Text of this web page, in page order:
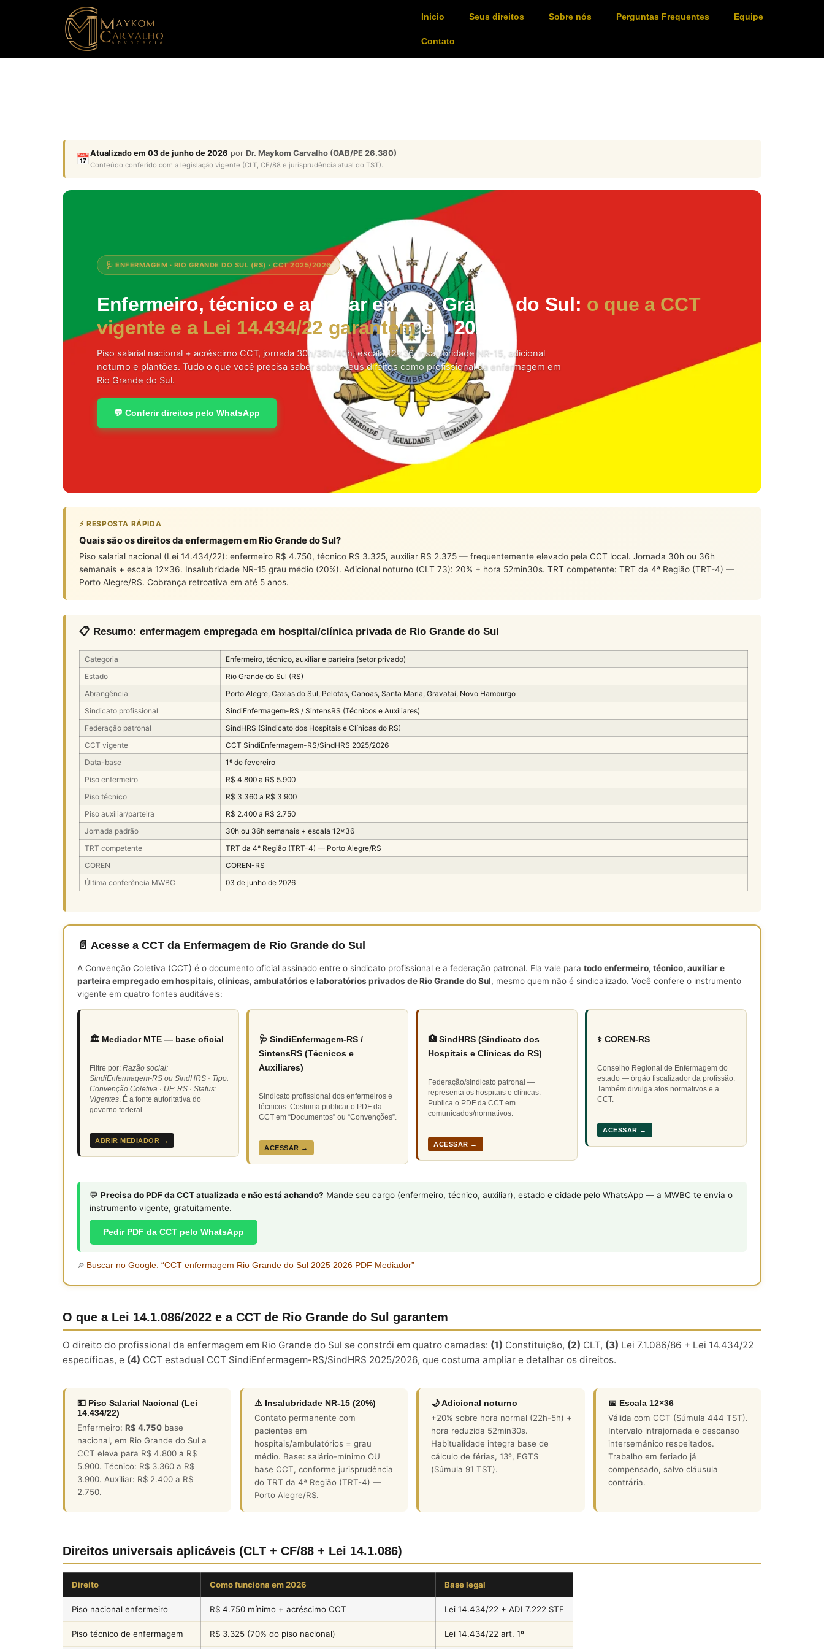
Inicio Seus direitos Sobre nós Perguntas Frequentes Equipe
Contato
📅Atualizado em 03 de junho de 2026 por Dr. Maykom Carvalho (OAB/PE 26.380)
Conteúdo conferido com a legislação vigente (CLT, CF/88 e jurisprudência atual do TST).
🩺 ENFERMAGEM · RIO GRANDE DO SUL (RS) · CCT 2025/2026
Enfermeiro, técnico e auxiliar em Rio Grande do Sul: o que a CCT
vigente e a Lei 14.434/22 garantemem 2026.
Piso salarial nacional + acréscimo CCT, jornada 30h/36h/40h, escala 12×36, insalubridade NR-15, adicional
noturno e plantões. Tudo o que você precisa saber sobre seus direitos como profissional da enfermagem em
Rio Grande do Sul.
💬 Conferir direitos pelo WhatsApp
⚡ RESPOSTA RÁPIDA
Quais são os direitos da enfermagem em Rio Grande do Sul?
Piso salarial nacional (Lei 14.434/22): enfermeiro R$ 4.750, técnico R$ 3.325, auxiliar R$ 2.375 — frequentemente elevado pela CCT local. Jornada 30h ou 36h
semanais + escala 12×36. Insalubridade NR-15 grau médio (20%). Adicional noturno (CLT 73): 20% + hora 52min30s. TRT competente: TRT da 4ª Região (TRT-4) —
Porto Alegre/RS. Cobrança retroativa em até 5 anos.
📋 Resumo: enfermagem empregada em hospital/clínica privada de Rio Grande do Sul
Categoria
Enfermeiro, técnico, auxiliar e parteira (setor privado)
Estado
Rio Grande do Sul (RS)
Abrangência
Porto Alegre, Caxias do Sul, Pelotas, Canoas, Santa Maria, Gravataí, Novo Hamburgo
Sindicato profissional
SindiEnfermagem-RS / SintensRS (Técnicos e Auxiliares)
Federação patronal
SindHRS (Sindicato dos Hospitais e Clínicas do RS)
CCT vigente
CCT SindiEnfermagem-RS/SindHRS 2025/2026
Data-base
1º de fevereiro
Piso enfermeiro
R$ 4.800 a R$ 5.900
Piso técnico
R$ 3.360 a R$ 3.900
Piso auxiliar/parteira
R$ 2.400 a R$ 2.750
Jornada padrão
30h ou 36h semanais + escala 12×36
TRT competente
TRT da 4ª Região (TRT-4) — Porto Alegre/RS
COREN
COREN-RS
Última conferência MWBC
03 de junho de 2026
📄 Acesse a CCT da Enfermagem de Rio Grande do Sul
A Convenção Coletiva (CCT) é o documento oficial assinado entre o sindicato profissional e a federação patronal. Ela vale para todo enfermeiro, técnico, auxiliar e
parteira empregado em hospitais, clínicas, ambulatórios e laboratórios privados de Rio Grande do Sul, mesmo quem não é sindicalizado. Você confere o instrumento
vigente em quatro fontes auditáveis:
🏛️ Mediador MTE — base oficial
Filtre por: Razão social:
SindiEnfermagem-RS ou SindHRS · Tipo:
Convenção Coletiva · UF: RS · Status:
Vigentes. É a fonte autoritativa do
governo federal.
ABRIR MEDIADOR →
🩺 SindiEnfermagem-RS /
SintensRS (Técnicos e
Auxiliares)
Sindicato profissional dos enfermeiros e
técnicos. Costuma publicar o PDF da
CCT em “Documentos” ou “Convenções”.
ACESSAR →
🏥 SindHRS (Sindicato dos
Hospitais e Clínicas do RS)
Federação/sindicato patronal —
representa os hospitais e clínicas.
Publica o PDF da CCT em
comunicados/normativos.
ACESSAR →
⚕️ COREN-RS
Conselho Regional de Enfermagem do
estado — órgão fiscalizador da profissão.
Também divulga atos normativos e a
CCT.
ACESSAR →
💬 Precisa do PDF da CCT atualizada e não está achando? Mande seu cargo (enfermeiro, técnico, auxiliar), estado e cidade pelo WhatsApp — a MWBC te envia o
instrumento vigente, gratuitamente.
Pedir PDF da CCT pelo WhatsApp
🔎 Buscar no Google: “CCT enfermagem Rio Grande do Sul 2025 2026 PDF Mediador”
O que a Lei 14.1.086/2022 e a CCT de Rio Grande do Sul garantem
O direito do profissional da enfermagem em Rio Grande do Sul se constrói em quatro camadas: (1) Constituição, (2) CLT, (3) Lei 7.1.086/86 + Lei 14.434/22
específicas, e (4) CCT estadual CCT SindiEnfermagem-RS/SindHRS 2025/2026, que costuma ampliar e detalhar os direitos.
💵 Piso Salarial Nacional (Lei
14.434/22)
Enfermeiro: R$ 4.750 base
nacional, em Rio Grande do Sul a
CCT eleva para R$ 4.800 a R$
5.900. Técnico: R$ 3.360 a R$
3.900. Auxiliar: R$ 2.400 a R$
2.750.
⚠️ Insalubridade NR-15 (20%)
Contato permanente com
pacientes em
hospitais/ambulatórios = grau
médio. Base: salário-mínimo OU
base CCT, conforme jurisprudência
do TRT da 4ª Região (TRT-4) —
Porto Alegre/RS.
🌙 Adicional noturno
+20% sobre hora normal (22h-5h) +
hora reduzida 52min30s.
Habitualidade integra base de
cálculo de férias, 13º, FGTS
(Súmula 91 TST).
📅 Escala 12×36
Válida com CCT (Súmula 444 TST).
Intervalo intrajornada e descanso
intersemánico respeitados.
Trabalho em feriado já
compensado, salvo cláusula
contrária.
Direitos universais aplicáveis (CLT + CF/88 + Lei 14.1.086)
Direito Como funciona em 2026 Base legal
Piso nacional enfermeiro R$ 4.750 mínimo + acréscimo CCT Lei 14.434/22 + ADI 7.222 STF
Piso técnico de enfermagem R$ 3.325 (70% do piso nacional) Lei 14.434/22 art. 1º